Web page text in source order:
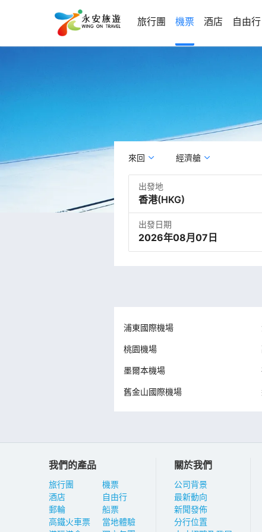
旅行團 機票 酒店 自由行
來回 經濟艙
出發地
出發日期
2026年08月07日
浦東國際機場
桃園機場
墨爾本機場
舊金山國際機場
我們的產品
旅行團
酒店
郵輪
高鐵火車票
機票
自由行
船票
當地體驗
關於我們
公司背景
最新動向
新聞發佈
分行位置